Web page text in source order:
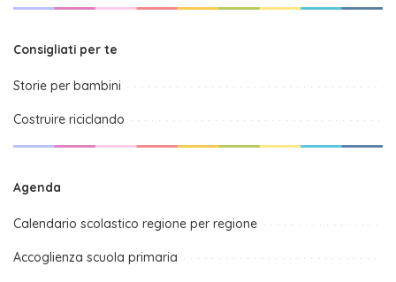
Consigliati per te
Storie per bambini
Costruire riciclando
Agenda
Calendario scolastico regione per regione
Accoglienza scuola primaria